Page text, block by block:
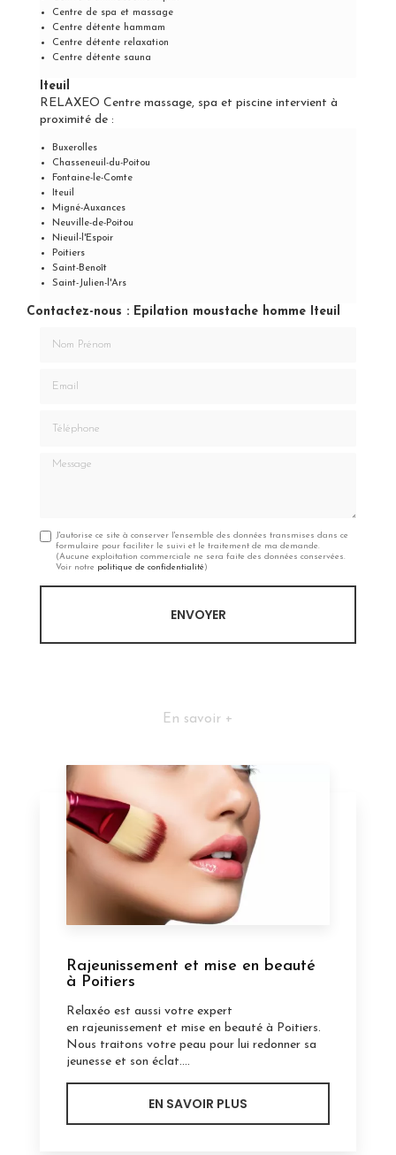
Centre de spa et massage
Centre détente hammam
Centre détente relaxation
Centre détente sauna
Iteuil
RELAXEO Centre massage, spa et piscine intervient à
proximité de :
Buxerolles
Chasseneuil-du-Poitou
Fontaine-le-Comte
Iteuil
Migné-Auxances
Neuville-de-Poitou
Nieuil-l'Espoir
Poitiers
Saint-Benoît
Saint-Julien-l'Ars
Contactez-nous : Epilation moustache homme Iteuil
Message
J'autorise ce site à conserver l'ensemble des données transmises dans ce
formulaire pour faciliter le suivi et le traitement de ma demande.
(Aucune exploitation commerciale ne sera faite des données conservées.
Voir notre politique de confidentialité)
En savoir +
Rajeunissement et mise en beauté
à Poitiers
Relaxéo est aussi votre expert
en rajeunissement et mise en beauté à Poitiers.
Nous traitons votre peau pour lui redonner sa
jeunesse et son éclat....
EN SAVOIR PLUS